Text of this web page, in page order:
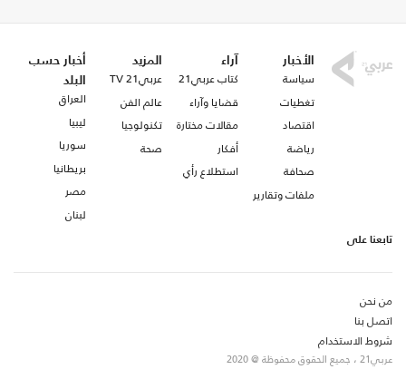
الأخبار
سياسة
تغطيات
اقتصاد
رياضة
صحافة
ملفات وتقارير
آراء
كتاب عربي21
قضايا وآراء
مقالات مختارة
أفكار
استطلاع رأي
المزيد
عربي21 TV
عالم الفن
تكنولوجيا
صحة
أخبار حسب
البلد
العراق
ليبيا
سوريا
بريطانيا
مصر
لبنان
تابعنا على
من نحن
اتصل بنا
شروط الاستخدام
عربي21 ، جميع الحقوق محفوظة @ 2020